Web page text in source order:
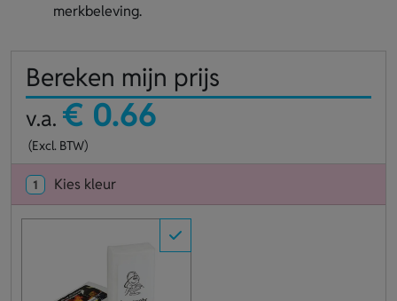
merkbeleving.
Bereken mijn prijs
v.a. € 0.66
(Excl. BTW)
1 Kies kleur